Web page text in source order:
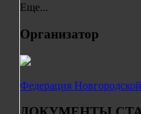
Еще...
Организатор
Федерация